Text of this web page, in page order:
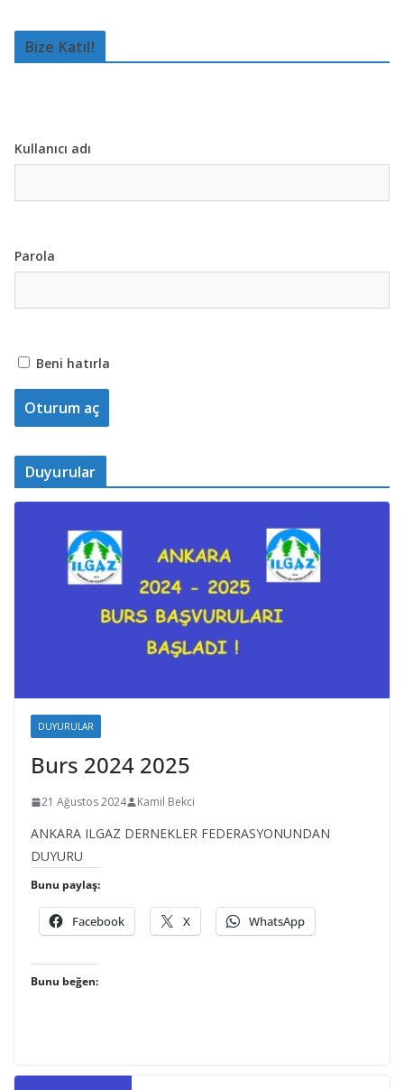
Bize Katıl!
Kullanıcı adı
Parola
Beni hatırla
Duyurular
DUYURULAR
Burs 2024 2025
21 Ağustos 2024 Kamil Bekci
ANKARA ILGAZ DERNEKLER FEDERASYONUNDAN
DUYURU
Bunu paylaş:
Facebook X WhatsApp
Bunu beğen: